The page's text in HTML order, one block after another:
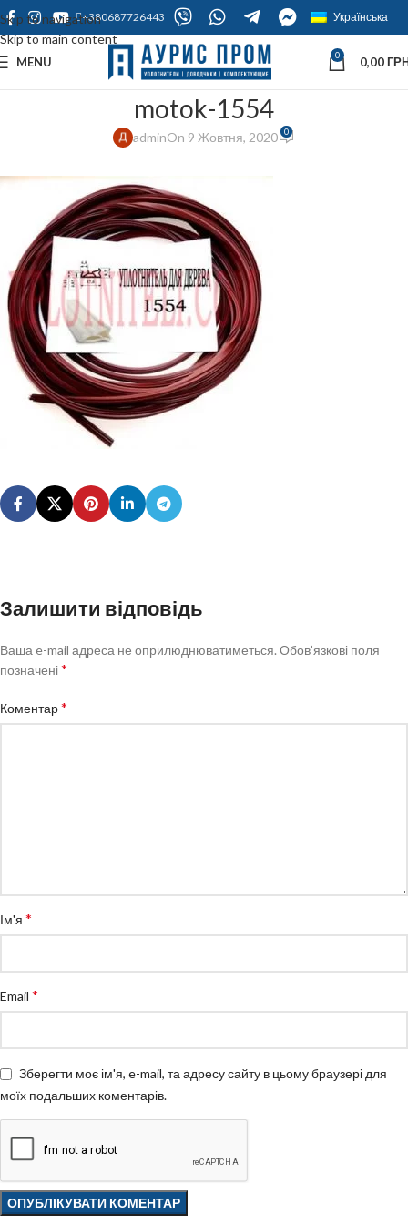
Skip to navigation
Skip to main content
+380687726443 Українська
MENU 0 0,00
motok-1554
adminOn 9 Жовтня, 2020 0
Залишити відповідь
Ваша e-mail адреса не оприлюднюватиметься. Обов’язкові поля
позначені*
Коментар*
Ім'я *
Email *
Зберегти моє ім'я, e-mail, та адресу сайту в цьому браузері для
моїх подальших коментарів.